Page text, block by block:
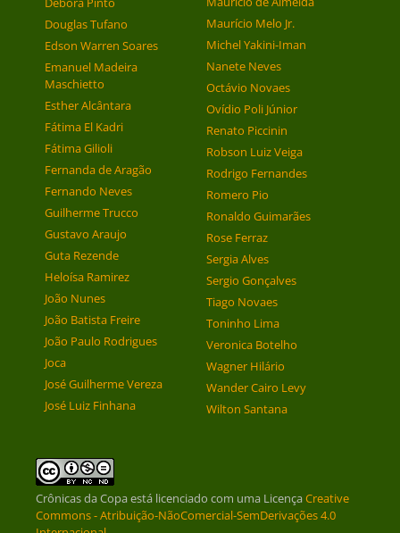
Douglas Tufano
Edson Warren Soares
Emanuel Madeira
Maschietto
Esther Alcântara
Fátima El Kadri
Fátima Gilioli
Fernanda de Aragão
Fernando Neves
Guilherme Trucco
Gustavo Araujo
Guta Rezende
Heloísa Ramirez
João Nunes
João Batista Freire
João Paulo Rodrigues
Joca
José Guilherme Vereza
José Luiz Finhana
Maurício Melo Jr.
Michel Yakini-Iman
Nanete Neves
Octávio Novaes
Ovídio Poli Júnior
Renato Piccinin
Robson Luiz Veiga
Rodrigo Fernandes
Romero Pio
Ronaldo Guimarães
Rose Ferraz
Sergia Alves
Sergio Gonçalves
Tiago Novaes
Toninho Lima
Veronica Botelho
Wagner Hilário
Wander Cairo Levy
Wilton Santana
Crônicas da Copaestá licenciado com uma LicençaCreative
Commons - Atribuição-NãoComercial-SemDerivações 4.0